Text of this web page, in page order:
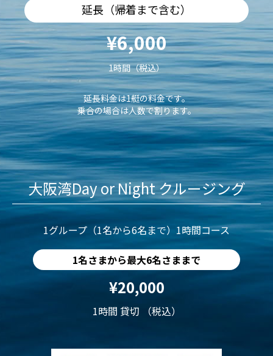
延長（帰着まで含む）
¥6,000
1時間（税込）
延長料金は1艇の料金です。
乗合の場合は人数で割ります。
大阪湾Day or Night クルージング
1グループ（1名から6名まで）1時間コース
1名さまから最大6名さままで
¥20,000
1時間 貸切 （税込）